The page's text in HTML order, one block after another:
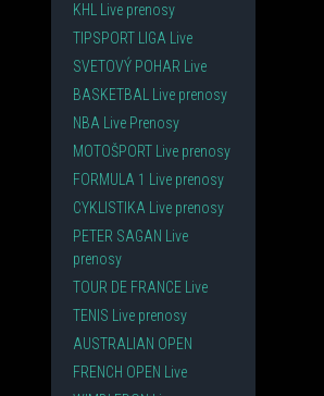
KHL Live prenosy
TIPSPORT LIGA Live
SVETOVÝ POHAR Live
BASKETBAL Live prenosy
NBA Live Prenosy
MOTOŠPORT Live prenosy
FORMULA 1 Live prenosy
CYKLISTIKA Live prenosy
PETER SAGAN Live
prenosy
TOUR DE FRANCE Live
TENIS Live prenosy
AUSTRALIAN OPEN
FRENCH OPEN Live